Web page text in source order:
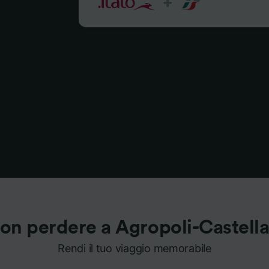
perdere a Agropoli-
Rendi il tuo viaggio memorabile